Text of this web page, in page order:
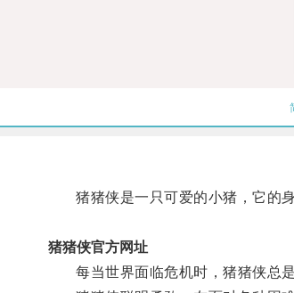
猪猪侠是一只可爱的小猪，它的身
猪猪侠官方网址
每当世界面临危机时，猪猪侠总是